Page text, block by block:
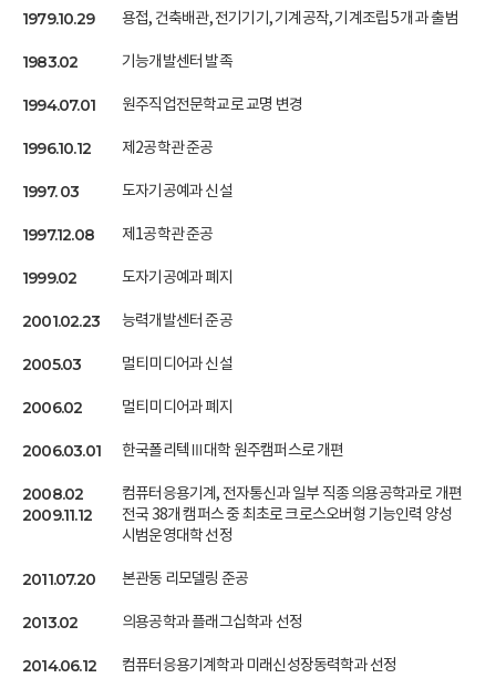
1979.10.29 용접, 건축배관, 전기기기, 기계공작, 기계조립 5개 과 출범
1983.02 기능개발센터 발족
1994.07.01 원주직업전문학교로 교명 변경
1996.10.12 제2공학관 준공
1997. 03 도자기공예과 신설
1997.12.08 제1공학관 준공
1999.02 도자기공예과 폐지
2001.02.23 능력개발센터 준공
2005.03 멀티미디어과 신설
2006.02 멀티미디어과 폐지
2006.03.01 한국폴리텍Ⅲ대학 원주캠퍼스로 개편
2008.02 컴퓨터응용기계, 전자통신과 일부 직종 의용공학과로 개편
2009.11.12
전국 38개 캠퍼스 중 최초로 크로스오버형 기능인력 양성
시범운영대학 선정
2011.07.20 본관동 리모델링 준공
2013.02 의용공학과 플래그십학과 선정
2014.06.12 컴퓨터응용기계학과 미래신성장동력학과 선정